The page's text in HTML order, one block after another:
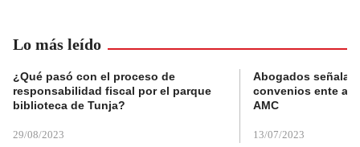
Lo más leído
¿Qué pasó con el proceso de
responsabilidad fiscal por el parque
biblioteca de Tunja?
29/08/2023
Abogados
convenios ente
AMC
13/07/2023